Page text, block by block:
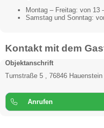
Montag – Freitag: von 13
Samstag und Sonntag:
Kontakt mit dem
Objektanschrift
Turnstraße 5 , 76846 Hauenstein
Anrufen